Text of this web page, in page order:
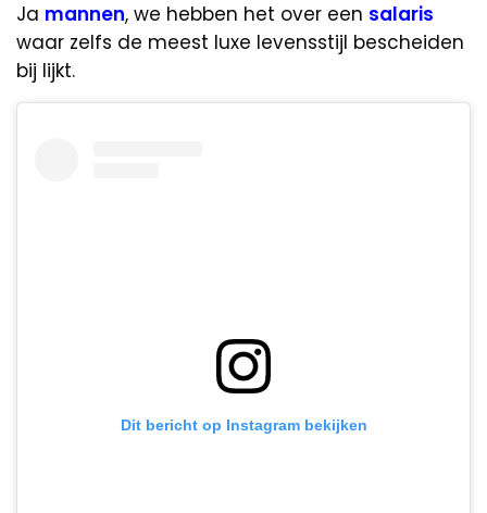
Ja mannen, we hebben het over een salaris
waar zelfs de meest luxe levensstijl bescheiden
bij lijkt.
Dit bericht op Instagram bekijken